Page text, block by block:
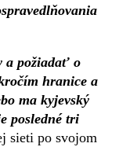
a požiadať o
hranice a
ma kyjevský
posledné tri
sieti po svojom